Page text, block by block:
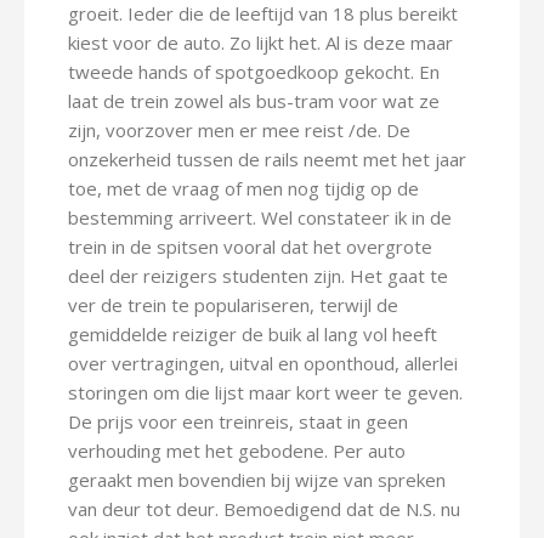
groeit. Ieder die de leeftijd van 18 plus bereikt
kiest voor de auto. Zo lijkt het. Al is deze maar
tweede hands of spotgoedkoop gekocht. En
laat de trein zowel als bus-tram voor wat ze
zijn, voorzover men er mee reist /de. De
onzekerheid tussen de rails neemt met het jaar
toe, met de vraag of men nog tijdig op de
bestemming arriveert. Wel constateer ik in de
trein in de spitsen vooral dat het overgrote
deel der reizigers studenten zijn. Het gaat te
ver de trein te populariseren, terwijl de
gemiddelde reiziger de buik al lang vol heeft
over vertragingen, uitval en oponthoud, allerlei
storingen om die lijst maar kort weer te geven.
De prijs voor een treinreis, staat in geen
verhouding met het gebodene. Per auto
geraakt men bovendien bij wijze van spreken
van deur tot deur. Bemoedigend dat de N.S. nu